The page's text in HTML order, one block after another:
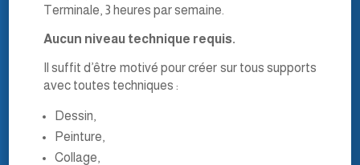
Terminale, 3 heures par semaine.
Aucun niveau technique requis.
Il suffit d’être motivé pour créer sur tous supports
avec toutes techniques :
Dessin,
Peinture,
Collage,